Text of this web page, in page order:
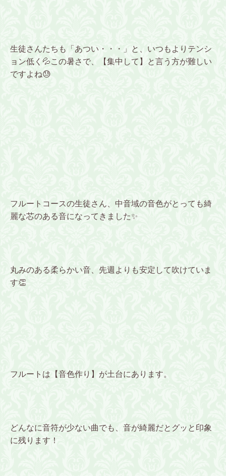
生徒さんたちも「あつい・・・」と、いつもよりテンシ
ョン低く💦この暑さで、【集中して】と言う方が難しい
ですよね😓
フルートコースの生徒さん、中音域の音色がとっても綺
麗な芯のある音になってきました✨
丸みのある柔らかい音、先週よりも安定して吹けていま
す👏
フルートは【音色作り】が土台にあります。
どんなに音符が少ない曲でも、音が綺麗だとグッと印象
に残ります！